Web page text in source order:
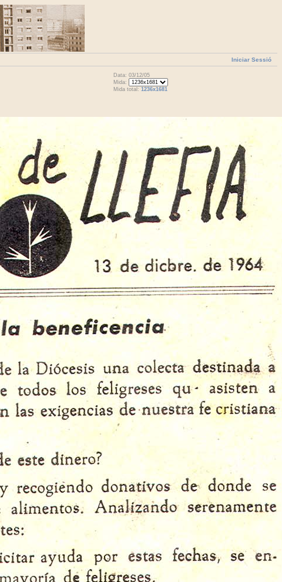
Iniciar Sessió
Data: 03/12/05
Mida:
Mida total: 1236x1681